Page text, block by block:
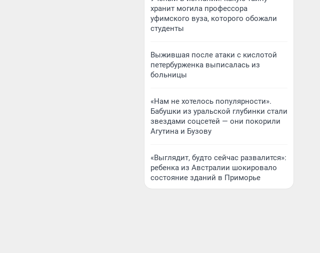
хранит могила профессора
уфимского вуза, которого обожали
студенты
Выжившая после атаки с кислотой
петербурженка выписалась из
больницы
«Нам не хотелось популярности».
Бабушки из уральской глубинки стали
звездами соцсетей — они покорили
Агутина и Бузову
«Выглядит, будто сейчас развалится»:
ребенка из Австралии шокировало
состояние зданий в Приморье